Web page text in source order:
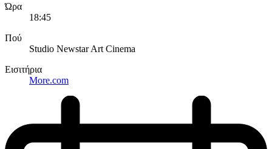
Ώρα
18:45
Πού
Studio Newstar Art Cinema
Εισιτήρια
More.com